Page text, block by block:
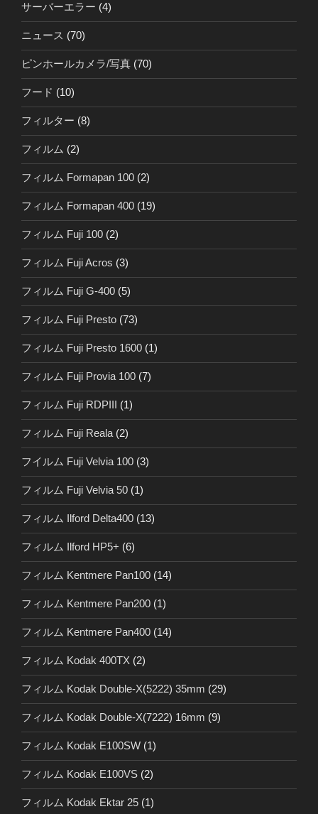
サーバーエラー (4)
ニュース (70)
ピンホールカメラ/写真 (70)
フード (10)
フィルター (8)
フィルム (2)
フィルム Formapan 100 (2)
フィルム Formapan 400 (19)
フィルム Fuji 100 (2)
フィルム Fuji Acros (3)
フィルム Fuji G-400 (5)
フィルム Fuji Presto (73)
フィルム Fuji Presto 1600 (1)
フィルム Fuji Provia 100 (7)
フィルム Fuji RDPIII (1)
フィルム Fuji Reala (2)
フイルム Fuji Velvia 100 (3)
フィルム Fuji Velvia 50 (1)
フィルム Ilford Delta400 (13)
フィルム Ilford HP5+ (6)
フィルム Kentmere Pan100 (14)
フィルム Kentmere Pan200 (1)
フィルム Kentmere Pan400 (14)
フィルム Kodak 400TX (2)
フィルム Kodak Double-X(5222) 35mm (29)
フィルム Kodak Double-X(7222) 16mm (9)
フィルム Kodak E100SW (1)
フィルム Kodak E100VS (2)
フィルム Kodak Ektar 25 (1)